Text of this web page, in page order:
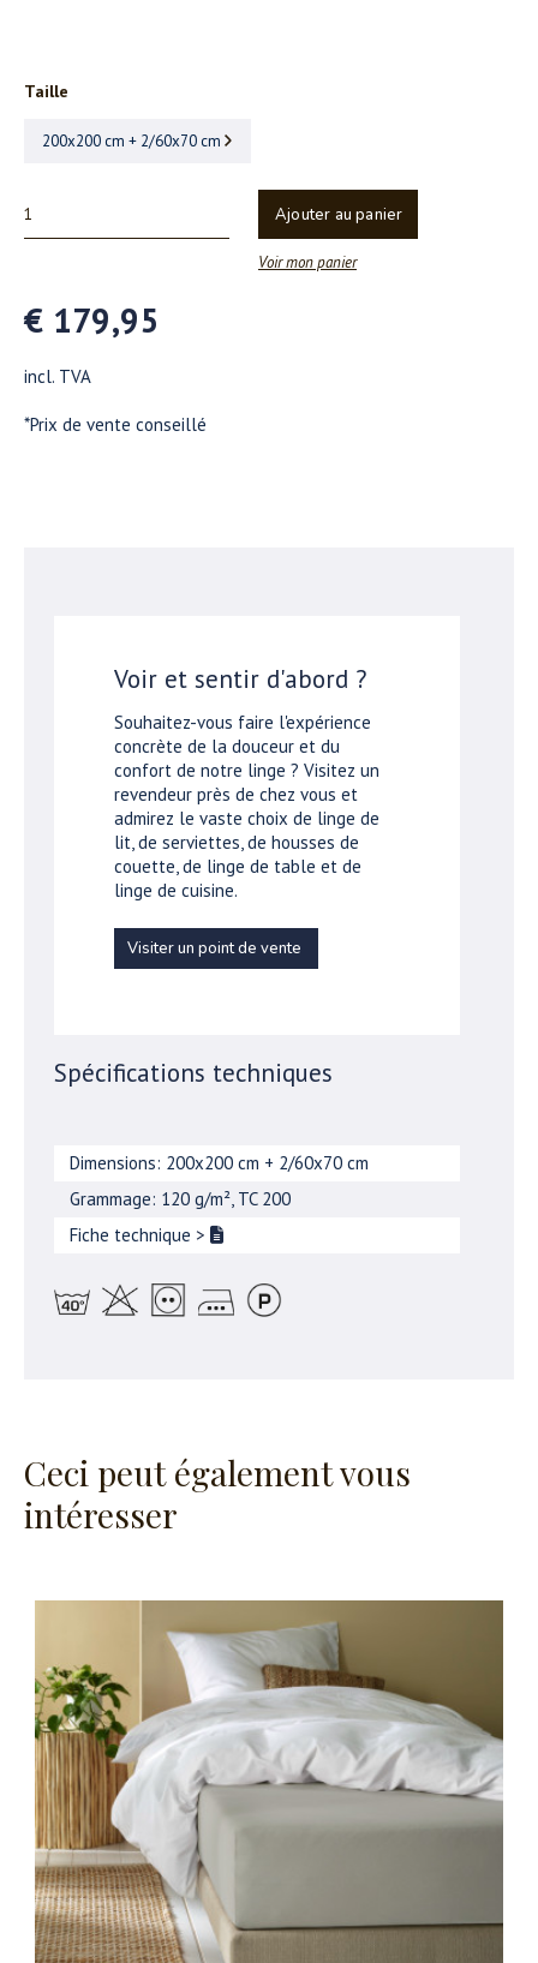
Taille
200x200 cm + 2/60x70 cm
Ajouter au panier
Voir mon panier
€ 179,95
incl. TVA
*Prix de vente conseillé
Voir et sentir d'abord ?
Souhaitez-vous faire l'expérience
concrète de la douceur et du
confort de notre linge ? Visitez un
revendeur près de chez vous et
admirez le vaste choix de linge de
lit, de serviettes, de housses de
couette, de linge de table et de
linge de cuisine.
Visiter un point de vente
Spécifications techniques
Dimensions: 200x200 cm + 2/60x70 cm
Grammage: 120 g/m², TC 200
Fiche technique >
Ceci peut également vous
intéresser